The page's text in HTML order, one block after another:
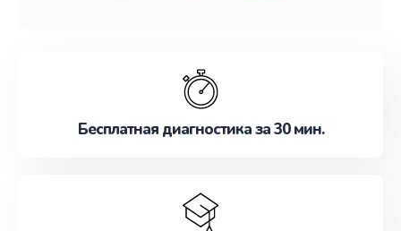
Бесплатная диагностика за 30 мин.